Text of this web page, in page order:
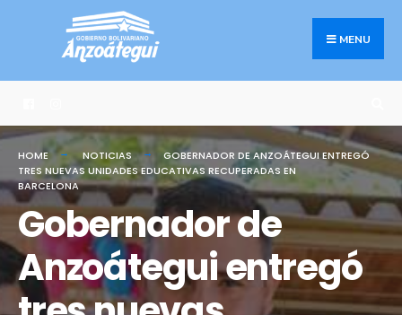
MENU
HOME NOTICIAS
GOBERNADOR DE ANZOÁTEGUI ENTREGÓ
TRES NUEVAS UNIDADES EDUCATIVAS RECUPERADAS EN
BARCELONA
Gobernador de
Anzoátegui entregó
Search